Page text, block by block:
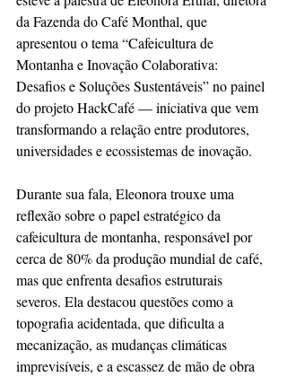
da Fazenda do Café Monthal, que
apresentou o tema “Cafeicultura de
Montanha e Inovação Colaborativa:
Desafios e Soluções Sustentáveis” no painel
do projeto HackCafé — iniciativa que vem
transformando a relação entre produtores,
universidades e ecossistemas de inovação.
Durante sua fala, Eleonora trouxe uma
reflexão sobre o papel estratégico da
cafeicultura de montanha, responsável por
cerca de 80% da produção mundial de café,
mas que enfrenta desafios estruturais
severos. Ela destacou questões como a
topografia acidentada, que dificulta a
mecanização, as mudanças climáticas
imprevisíveis, e a escassez de mão de obra